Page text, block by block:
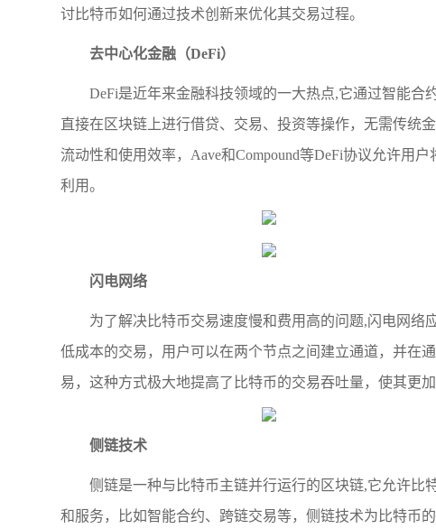
讨比特币如何通过技术创新来优化其交易过程。
去中心化金融（DeFi）
DeFi是近年来金融科技领域的一大热点,它通过智能合
直接在区块链上进行借贷、交易、投资等操作，无需传统
流动性和使用效率，Aave和Compound等DeFi协议允许用
利用。
闪电网络
为了解决比特币交易速度慢和费用高的问题,闪电网络
低成本的交易，用户可以在两个节点之间建立通道，并在
易，这种方式极大地提高了比特币的交易吞吐量，使其更加
侧链技术
侧链是一种与比特币主链并行运行的区块链,它允许比
和服务，比如智能合约、跨链交易等，侧链技术为比特币